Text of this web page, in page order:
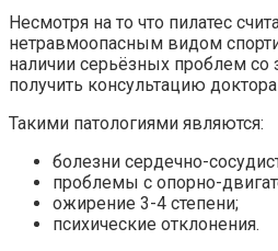
Несмотря на то что пилатес
нетравмоопасным видом
наличии серьёзных проблем
получить консультацию
Такими патологиями являются:
болезни сердечно-
проблемы с опорно-
ожирение 3-4 степени;
психические отклонения.